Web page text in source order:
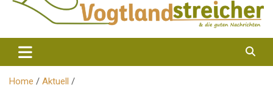
Vogtlandstreicher
Home
Aktuell